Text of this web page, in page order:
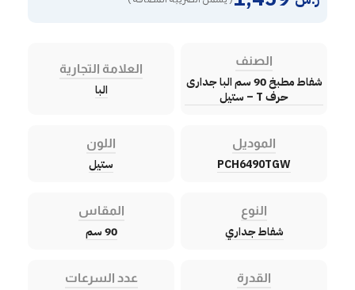
الصنف
شفاط مطبخ 90 سم البا جدارى
حرف T – ستيل
العلامة التجارية
البا
الموديل
PCH6490TGW
اللون
ستيل
النوع
شفاط جداري
المقاس
90 سم
القدرة عدد السرعات